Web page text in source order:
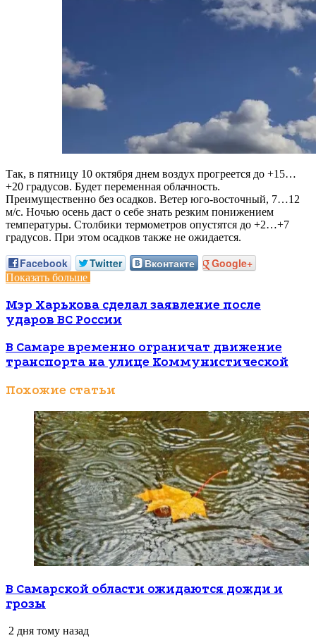
Так, в пятницу 10 октября днем воздух прогреется до +15…
+20 градусов. Будет переменная облачность.
Преимущественно без осадков. Ветер юго-восточный, 7…12
м/с. Ночью осень даст о себе знать резким понижением
температуры. Столбики термометров опустятся до +2…+7
градусов. При этом осадков также не ожидается.
Facebook Twitter Вконтакте Google+
Показать больше
Мэр Харькова сделал заявление после
ударов ВС России
В Самаре временно ограничат движение
транспорта на улице Коммунистической
Похожие статьи
В Самарской области ожидаются дожди и
грозы
2 дня тому назад